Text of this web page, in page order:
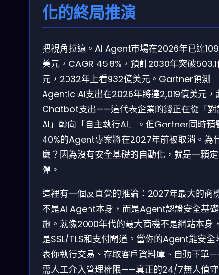
化的終局推演
把視角拉遠。AI Agent市場在2026年已達
美元，CAGR 45.8%，預計2030年突破503.1
元，2032年上看932億美元。Gartner預測
Agentic AI支出在2026年將達2,019億美元，
Chatbot支出——這代表企業的錢正在從「對
AI」轉向「自主執行AI」。但Gartner同時預
40%的Agent專案將在2027年前被取消。為
麼？因為沒有安全基礎的自動化，就是一顆
彈。
這裡有一個反直覺的推論：2027年最大的商
不是AI Agent本身，而是Agent認證安全基
施。就像2000年代的最大商機不是網站本身
是SSL/TLS和支付閘道。當你的Agent能安全
表你執行交易、存取客戶資料庫、自動下單
需人工介入管理權限——真正的24/7無人值